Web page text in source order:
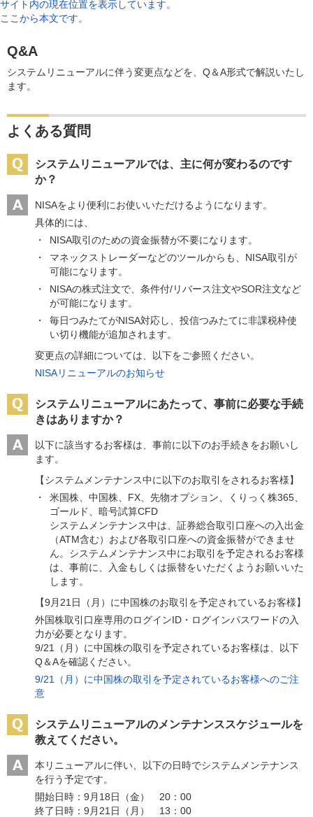
サイト内の現在位置を表示しています。
ここから本文です。
Q&A
システムリニューアルに伴う変更点などを、Q＆A形式で解説いたし
ます。
よくある質問
システムリニューアルでは、主に何が変わるのです
か？
NISAをより便利にお使いいただけるようになります。
具体的には、
NISA取引のための資金振替が不要になります。
マネックストレーダーなどのツールからも、NISA取引が
可能になります。
NISAの株式注文で、条件付/リバース注文やSOR注文など
が可能になります。
毎日つみたてがNISA対応し、投信つみたてに非課税枠使
い切り機能が追加されます。
変更点の詳細については、以下をご参照ください。
NISAリニューアルのお知らせ
システムリニューアルにあたって、事前に必要な手続
きはありますか？
以下に該当するお客様は、事前に以下のお手続きをお願いし
ます。
【システムメンテナンス中に以下のお取引をされるお客様】
米国株、中国株、FX、先物オプション、くりっく株365、
ゴールド、暗号試算CFD
システムメンテナンス中は、証券総合取引口座への入出金
（ATM含む）および各取引口座への資金振替ができませ
ん。システムメンテナンス中にお取引を予定されるお客様
は、事前に、入金もしくは振替をいただくようお願いいた
します。
【9月21日（月）に中国株のお取引を予定されているお客様】
外国株取引口座専用のログインID・ログインパスワードの入
力が必要となります。
9/21（月）に中国株の取引を予定されているお客様は、以下
Q＆Aを確認ください。
9/21（月）に中国株の取引を予定されているお客様へのご注
意
システムリニューアルのメンテナンススケジュールを
教えてください。
本リニューアルに伴い、以下の日時でシステムメンテナンス
を行う予定です。
開始日時：9月18日（金） 20：00
終了日時：9月21日（月） 13：00